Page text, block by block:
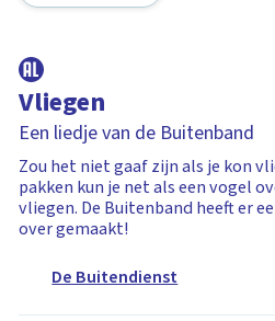
Vliegen
Een liedje van de Buitenband
Zou het niet gaaf zijn als je kon
pakken kun je net als een vogel
vliegen. De Buitenband heeft er
over gemaakt!
De Buitendienst